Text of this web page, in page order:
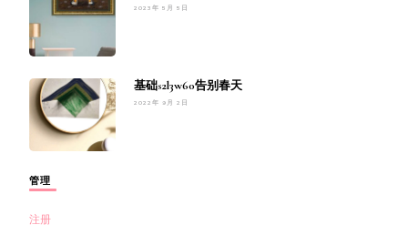
2023年 5月 5日
基础s2l3w60告别春天
2022年 9月 2日
管理
注册